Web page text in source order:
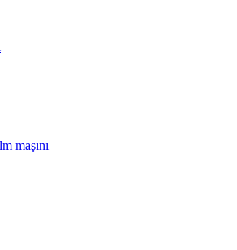
maşını